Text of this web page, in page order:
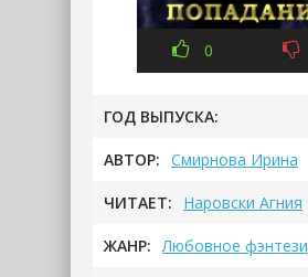
0
ГОД ВЫПУСКА:
АВТОР: Смирнова Ирина
ЧИТАЕТ: Наровски Агния
ЖАНР: Любовное фэнтези